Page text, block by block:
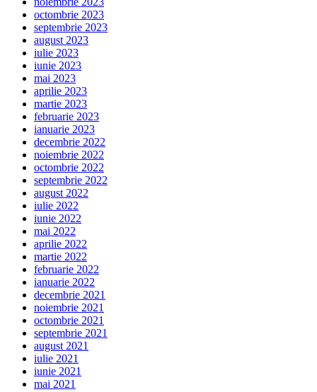
octombrie 2023
septembrie 2023
august 2023
iulie 2023
iunie 2023
mai 2023
aprilie 2023
martie 2023
februarie 2023
ianuarie 2023
decembrie 2022
noiembrie 2022
octombrie 2022
septembrie 2022
august 2022
iulie 2022
iunie 2022
mai 2022
aprilie 2022
martie 2022
februarie 2022
ianuarie 2022
decembrie 2021
noiembrie 2021
octombrie 2021
septembrie 2021
august 2021
iulie 2021
iunie 2021
mai 2021